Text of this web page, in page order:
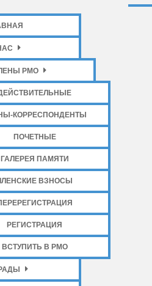
РМО
КОРРЕСПОНДЕНТЫ
ПОЧЕТНЫЕ
ГАЛЕРЕЯ ПАМЯТИ
ВЗНОСЫ
РЕГИСТРАЦИЯ
ВСТУПИТЬ В РМО